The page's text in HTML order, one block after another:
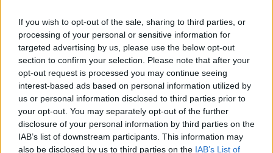
If you wish to opt-out of the sale, sharing to third parties, or
processing of your personal or sensitive information for
targeted advertising by us, please use the below opt-out
section to confirm your selection. Please note that after your
opt-out request is processed you may continue seeing
interest-based ads based on personal information utilized by
us or personal information disclosed to third parties prior to
your opt-out. You may separately opt-out of the further
disclosure of your personal information by third parties on the
IAB’s list of downstream participants. This information may
also be disclosed by us to third parties on the IAB’s List of
Για τη μετατροπή αδειών από παραγωγικές σε
επαγγελματικές, ο νέος σχεδιασμός προβλέπει ότι μετά
την έγκριση της αίτησης ο πωλητής τοποθετείται σε
κενή επαγγελματική θέση, εφόσον υπάρχει διαθέσιμη.